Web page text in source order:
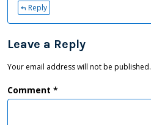
Reply
Leave a Reply
Your email address will not be published.
Comment *